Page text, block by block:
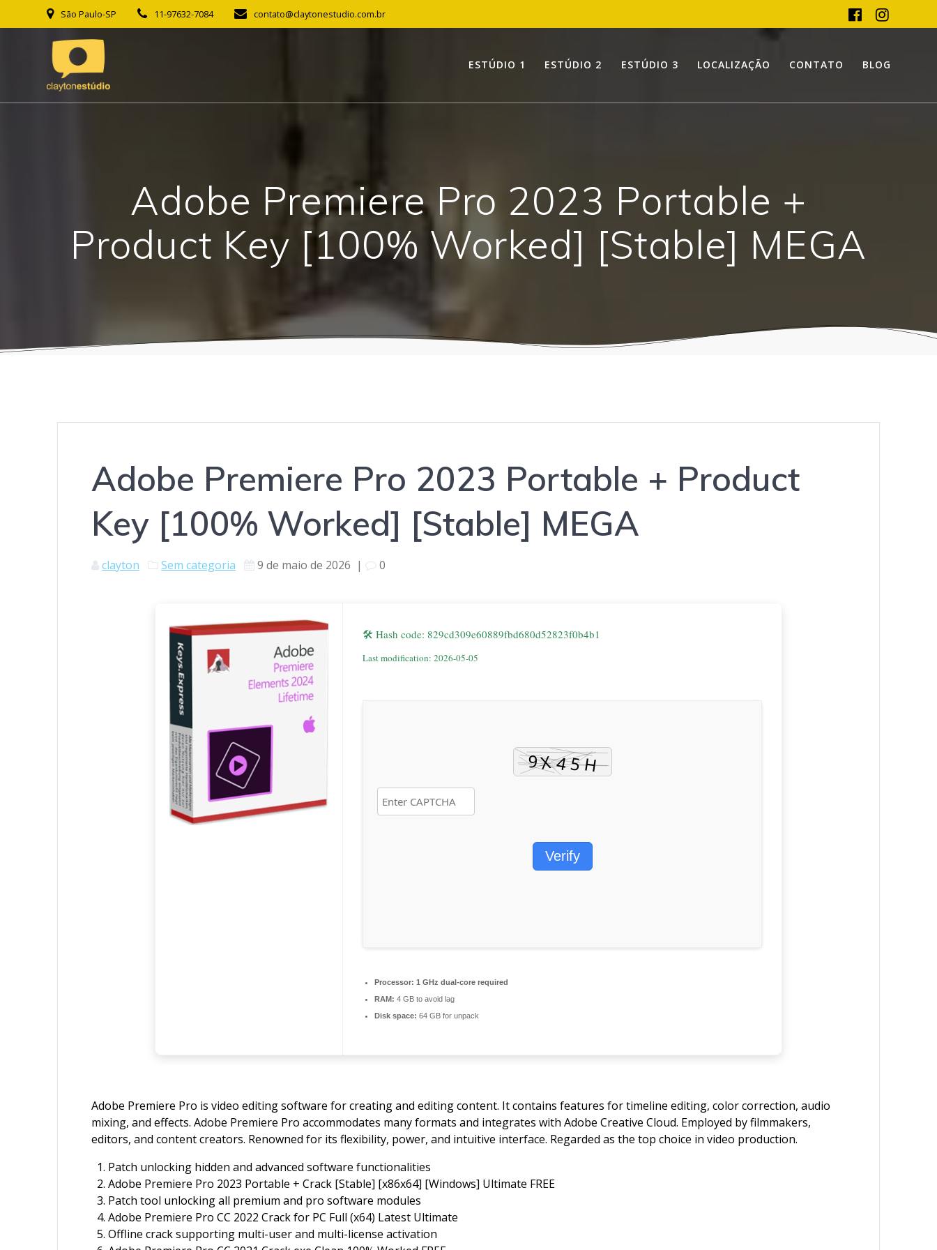
to
São Paulo-SP 11-97632-7084 contato@claytonestudio.com.br
ESTÚDIO 1 ESTÚDIO 2 ESTÚDIO 3 LOCALIZAÇÃO CONTATO BLOG
Adobe Premiere Pro 2023 Portable +
Product Key [100% Worked] [Stable] MEGA
Adobe Premiere Pro 2023 Portable + Product
Key [100% Worked] [Stable] MEGA
clayton Sem categoria 9 de maio de 2026 | 0
🛠 Hash code: 829cd309e60889fbd680d52823f0b4b1
Last modification: 2026-05-05
Verify
Processor: 1 GHz dual-core required
RAM: 4 GB to avoid lag
Disk space: 64 GB for unpack
Adobe Premiere Pro is video editing software for creating and editing content. It contains features for timeline editing, color correction, audio
mixing, and effects. Adobe Premiere Pro accommodates many formats and integrates with Adobe Creative Cloud. Employed by filmmakers,
editors, and content creators. Renowned for its flexibility, power, and intuitive interface. Regarded as the top choice in video production.
Patch unlocking hidden and advanced software functionalities
Adobe Premiere Pro 2023 Portable + Crack [Stable] [x86x64] [Windows] Ultimate FREE
Patch tool unlocking all premium and pro software modules
Adobe Premiere Pro CC 2022 Crack for PC Full (x64) Latest Ultimate
Offline crack supporting multi-user and multi-license activation